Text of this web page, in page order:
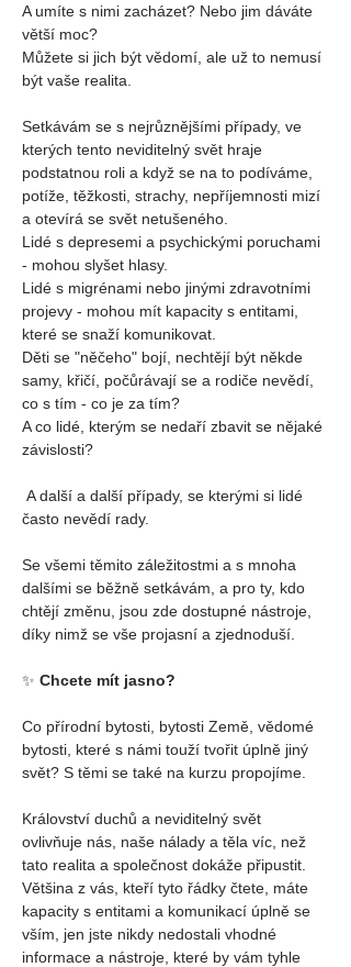
A umíte s nimi zacházet? Nebo jim dáváte
větší moc?
Můžete si jich být vědomí, ale už to nemusí
být vaše realita.
Setkávám se s nejrůznějšími případy, ve
kterých tento neviditelný svět hraje
podstatnou roli a když se na to podíváme,
potíže, těžkosti, strachy, nepříjemnosti mizí
a otevírá se svět netušeného.
Lidé s depresemi a psychickými poruchami
- mohou slyšet hlasy.
Lidé s migrénami nebo jinými zdravotními
projevy - mohou mít kapacity s entitami,
které se snaží komunikovat.
Děti se "něčeho" bojí, nechtějí být někde
samy, křičí, počůrávají se a rodiče nevědí,
co s tím - co je za tím?
A co lidé, kterým se nedaří zbavit se nějaké
závislosti?
A další a další případy, se kterými si lidé
často nevědí rady.
Se všemi těmito záležitostmi a s mnoha
dalšími se běžně setkávám, a pro ty, kdo
chtějí změnu, jsou zde dostupné nástroje,
díky nimž se vše projasní a zjednoduší.
✨ Chcete mít jasno?
Co přírodní bytosti, bytosti Země, vědomé
bytosti, které s námi touží tvořit úplně jiný
svět? S těmi se také na kurzu propojíme.
Království duchů a neviditelný svět
ovlivňuje nás, naše nálady a těla víc, než
tato realita a společnost dokáže připustit.
Většina z vás, kteří tyto řádky čtete, máte
kapacity s entitami a komunikací úplně se
vším, jen jste nikdy nedostali vhodné
informace a nástroje, které by vám tyhle